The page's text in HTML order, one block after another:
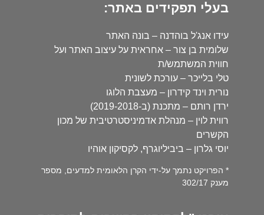
בעלי תפקידים באתר:
עידו אנג'ל בוהדנה – בונה האתר
שלומית בן צור – אחראית על עיצוב האתר ועל
חווית המשתמש/ת
טלי בלייכר – עורכת לשונית
נורית וינד קידרון – מעצבת הלוגו
ירדן רותם – מתכנת (ב-2019-2018)
רווית לוין – מנהלת אדמיניסטרטיבית של מכון
הקשרים
יוסי גלרון – ביביליוגרף, לקסיקון אוהיו
* הפרויקט נתמך על-ידי הקרן הלאומית למדעים, מספר
מענק 302/17